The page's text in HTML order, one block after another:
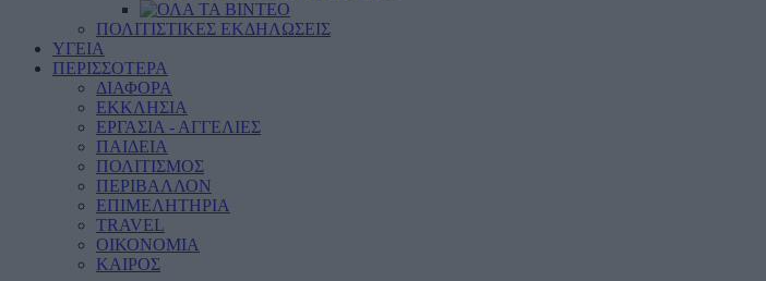
ΠΟΛΙΤΙΣΤΙΚΕΣ ΕΚΔΗΛΩΣΕΙΣ
ΥΓΕΙΑ
ΠΕΡΙΣΣΟΤΕΡΑ
ΔΙΑΦΟΡΑ
ΕΚΚΛΗΣΙΑ
ΕΡΓΑΣΙΑ - ΑΓΓΕΛΙΕΣ
ΠΑΙΔΕΙΑ
ΠΟΛΙΤΙΣΜΟΣ
ΠΕΡΙΒΑΛΛΟΝ
ΕΠΙΜΕΛΗΤΗΡΙΑ
TRAVEL
ΟΙΚΟΝΟΜΙΑ
ΚΑΙΡΟΣ